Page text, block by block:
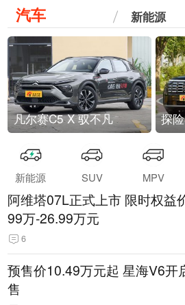
汽车 新能源
凡尔赛C5 X 驭不凡 探
新能源 SUV MPV
阿维塔07L正式上市 限时权益
99万-26.99万元
6
预售价10.49万元起 星海V6开
售